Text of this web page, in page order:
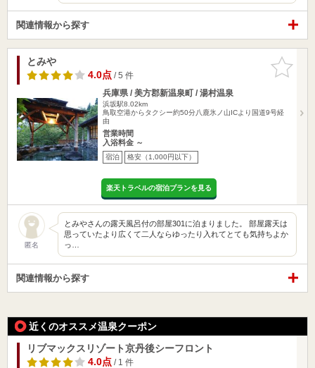
関連情報から探す
お気に入
りに追加
とみや
4.0点/ 5 件
兵庫県 / 美方郡新温泉町 / 湯村温泉
浜坂駅8.02km
鳥取空港からタクシー約50分八鹿氷ノ山ICより国道9号経
由
営業時間
入浴料金 ～
宿泊 格安（1,000円以下）
楽天トラベルの宿泊プランを見る
匿名
とみやさんの露天風呂付の部屋301に泊まりました。 部屋露天は
思っていたより広くて二人ならゆったり入れてとても気持ちよか
っ…
関連情報から探す
近くのオススメ温泉クーポン
リブマックスリゾート京丹後シーフロント
4.0点/ 1 件